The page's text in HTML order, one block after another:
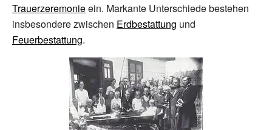
Trauerzeremonieein. Markante Unterschiede bestehen
insbesondere zwischen Erdbestattung und
Feuerbestattung.